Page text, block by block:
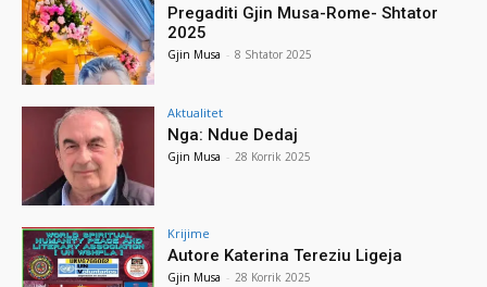
Pregaditi Gjin Musa-Rome- Shtator
2025
Gjin Musa - 8 Shtator 2025
Aktualitet
Nga: Ndue Dedaj
Gjin Musa - 28 Korrik 2025
Krijime
Autore Katerina Tereziu Ligeja
Gjin Musa - 28 Korrik 2025